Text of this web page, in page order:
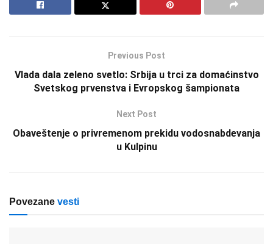
Previous Post
Vlada dala zeleno svetlo: Srbija u trci za domaćinstvo
Svetskog prvenstva i Evropskog šampionata
Next Post
Obaveštenje o privremenom prekidu vodosnabdevanja
u Kulpinu
Povezane vesti